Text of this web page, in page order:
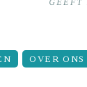
OVER ONS